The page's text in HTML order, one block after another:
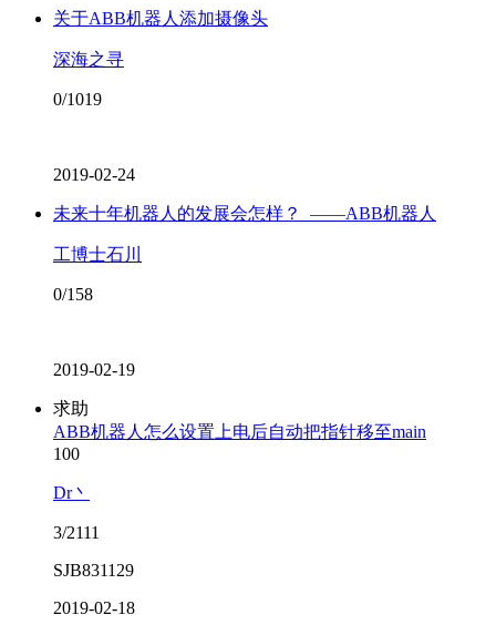
关于ABB机器人添加摄像头
深海之寻
0/1019
2019-02-24
未来十年机器人的发展会怎样？_——ABB机器人
工博士石川
0/158
2019-02-19
求助
ABB机器人怎么设置上电后自动把指针移至main
100
Dr丶
3/2111
SJB831129
2019-02-18